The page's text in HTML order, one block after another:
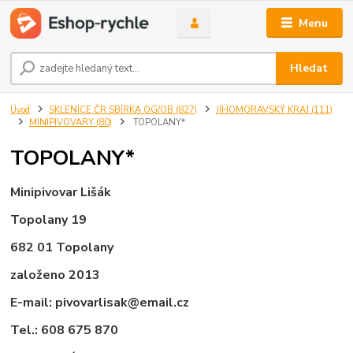
Menu
Hledat
Úvod SKLENICE ČR SBÍRKA OG/OB (827)
JIHOMORAVSKÝ KRAJ (111)
MINIPIVOVARY (80)
TOPOLANY*
TOPOLANY*
Minipivovar Lišák
Topolany 19
682 01 Topolany
založeno 2013
E-mail: pivovarlisak@email.cz
Tel.: 608 675 870